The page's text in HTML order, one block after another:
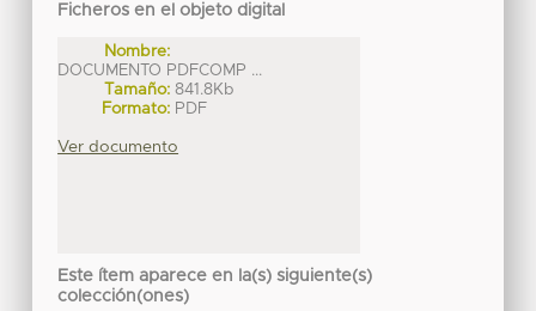
Ficheros en el objeto digital
Nombre:
DOCUMENTO PDFCOMP ...
Tamaño: 841.8Kb
Formato: PDF
Ver documento
Este ítem aparece en la(s) siguiente(s)
colección(ones)